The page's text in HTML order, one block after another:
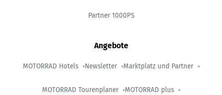
Partner 1000PS
Angebote
MOTORRAD Hotels Newsletter Marktplatz und Partner
MOTORRAD Tourenplaner MOTORRAD plus